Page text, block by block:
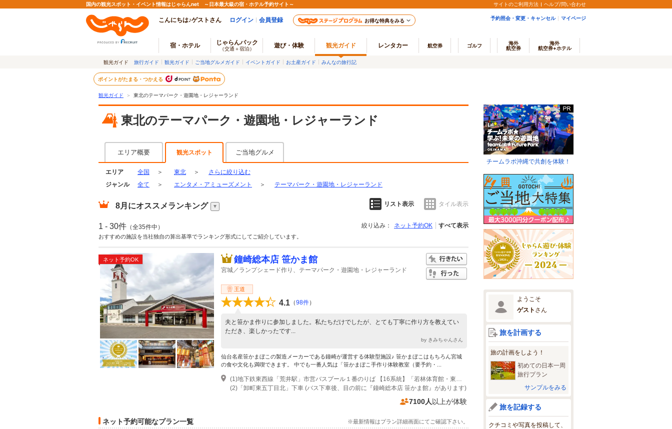
国内の観光スポット・イベント情報はじゃらんnet ～日本最大級の宿・ホテル予約サイト～ サイトのご利用方法 ヘルプ/問い合わせ
こんにちは♪ゲストさん ログイン 会員登録 お得な特典をみる 予約照会・変更・キャンセル マイページ
宿・ホテル じゃらんパック
（交通＋宿泊） 遊び・体験 観光ガイド レンタカー 航空券 ゴルフ
海外
航空券
海外
航空券+ホテル
観光ガイド 旅行ガイド 観光ガイド ご当地グルメガイド イベントガイド お土産ガイド みんなの旅行記
ポイントがたまる・つかえる
観光ガイド ＞ 東北のテーマパーク・遊園地・レジャーランド
東北のテーマパーク・遊園地・レジャーランド
エリア概要 観光スポット ご当地グルメ
エリア 全国 ＞ 東北 ＞
さらに絞り込む
ジャンル
全て ＞ エンタメ・アミューズメント ＞ テーマパーク・遊園地・レジャーランド
8月 にオススメランキング リスト表示 タイル表示
1 - 30件 （全35件中） 絞り込み： ネット予約OK すべて表示
おすすめの施設を当社独自の算出基準でランキング形式にしてご紹介しています。
ネット予約OK 鐘崎総本店 笹かま館
宮城／ランプシェード作り、テーマパーク・遊園地・レジャーランド
王道
4.1 （98件）
夫と笹かま作りに参加しました。私たちだけでしたが、とても丁寧に作り方を教えてい
ただき、楽しかったです...
by きみちゃんさん
仙台名産笹かまぼこの製造メーカーである鐘崎が運営する体験型施設♪ 笹かまぼこはもちろん宮城
の食や文化も満喫できます。 中でも一番人気は「笹かまぼこ手作り体験教室（要予約・...
(1)地下鉄東西線「荒井駅」市営バスプール１番のりば 【16系統】「若林体育館・東部工場団地経由 鶴巻循環」行き または 【18系統】「岡田・新浜」行き 乗車
(2)「卸町東五丁目北」下車 (バス下車後、目の前に『鐘崎総本店 笹かま館』があります)
7100人 以上が体験
ネット予約可能なプラン一覧 ※最新情報はプラン詳細画面にてご確認下さい。
チームラボ沖縄で共創を体験！
ようこそ
ゲスト さん
旅を計画する
旅の計画をしよう！
初めての日本一周
旅行プラン
サンプルをみる
旅を記録する
クチコミや写真を投稿して、